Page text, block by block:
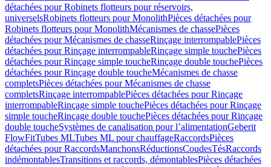
détachées pour Robinets flotteurs pour réservoirs,
universelsRobinets flotteurs pour MonolithPièces détachées pour
Robinets flotteurs pour MonolithMécanismes de chassePièces
détachées pour Mécanismes de chasseRinçage interrompablePièces
détachées pour Rinçage interrompableRinçage simple touchePièces
détachées pour Rinçage simple toucheRinçage double touchePièces
détachées pour Rinçage double toucheMécanismes de chasse
completsPièces détachées pour Mécanismes de chasse
completsRinçage interrompablePièces détachées pour Rinçage
interrompableRinçage simple touchePièces détachées pour Rinçage
simple toucheRinçage double touchePièces détachées pour Rinçage
double toucheSystèmes de canalisation pour l’alimentationGeberit
FlowFitTubes MLTubes ML pour chauffageRaccordsPièces
détachées pour RaccordsManchonsRéductionsCoudesTésRaccords
indémontablesTransitions et raccords, démontablesPièces détachées